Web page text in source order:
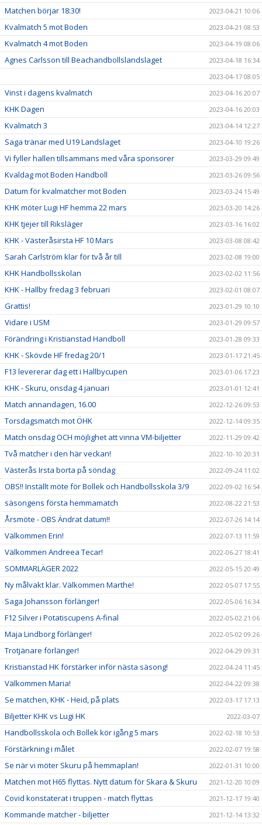
Matchen börjar 18:30! 2023-04-21 10:06
Kvalmatch 5 mot Boden 2023-04-21 08:53
Kvalmatch 4 mot Boden 2023-04-19 08:06
Agnes Carlsson till Beachandbollslandslaget
2023-04-18 16:34
2023-04-17 08:05
Vinst i dagens kvalmatch 2023-04-16 20:07
KHK Dagen 2023-04-16 20:03
Kvalmatch 3 2023-04-14 12:27
Saga tränar med U19 Landslaget 2023-04-10 19:26
Vi fyller hallen tillsammans med våra sponsorer 2023-03-29 09:49
Kvaldag mot Boden Handboll 2023-03-26 09:56
Datum för kvalmatcher mot Boden 2023-03-24 15:49
KHK möter Lugi HF hemma 22 mars 2023-03-20 14:26
KHK tjejer till Riksläger 2023-03-16 16:02
KHK - Västeråsirsta HF 10 Mars 2023-03-08 08:42
Sarah Carlström klar för två år till 2023-02-08 19:00
KHK Handbollsskolan 2023-02-02 11:56
KHK - Hallby fredag 3 februari 2023-02-01 08:07
Grattis! 2023-01-29 10:10
Vidare i USM 2023-01-29 09:57
Förändring i Kristianstad Handboll 2023-01-28 09:33
KHK - Skövde HF fredag 20/1 2023-01-17 21:45
F13 levererar dag ett i Hallbycupen 2023-01-06 17:23
KHK - Skuru, onsdag 4 januari 2023-01-01 12:41
Match annandagen, 16.00 2022-12-26 09:53
Torsdagsmatch mot ÖHK 2022-12-14 09:35
Match onsdag OCH möjlighet att vinna VM-biljetter 2022-11-29 09:42
Två matcher i den här veckan! 2022-10-10 20:31
Västerås Irsta borta på söndag 2022-09-24 11:02
OBS!! Inställt möte för Bollek och Handbollsskola 3/9 2022-09-02 16:54
säsongens första hemmamatch 2022-08-22 21:53
Årsmöte - OBS Ändrat datum!! 2022-07-26 14:14
Välkommen Erin! 2022-07-13 11:59
Välkommen Andreea Tecar! 2022-06-27 18:41
SOMMARLÄGER 2022 2022-05-15 20:49
Ny målvakt klar. Välkommen Marthe! 2022-05-07 17:55
Saga Johansson förlänger! 2022-05-06 16:34
F12 Silver i Potatiscupens A-final 2022-05-02 21:06
Maja Lindborg förlänger! 2022-05-02 09:26
Trotjänare förlänger! 2022-04-29 09:31
Kristianstad HK förstärker inför nästa säsong! 2022-04-24 11:45
Välkommen Maria! 2022-04-22 09:38
Se matchen, KHK - Heid, på plats 2022-03-17 17:13
Biljetter KHK vs Lugi HK 2022-03-07
Handbollsskola och Bollek kör igång 5 mars 2022-02-18 10:53
Förstärkning i målet 2022-02-07 19:58
Se när vi möter Skuru på hemmaplan! 2022-01-31 10:00
Matchen mot H65 flyttas. Nytt datum för Skara & Skuru 2021-12-20 10:09
Covid konstaterat i truppen - match flyttas 2021-12-17 19:40
Kommande matcher - biljetter 2021-12-14 13:32